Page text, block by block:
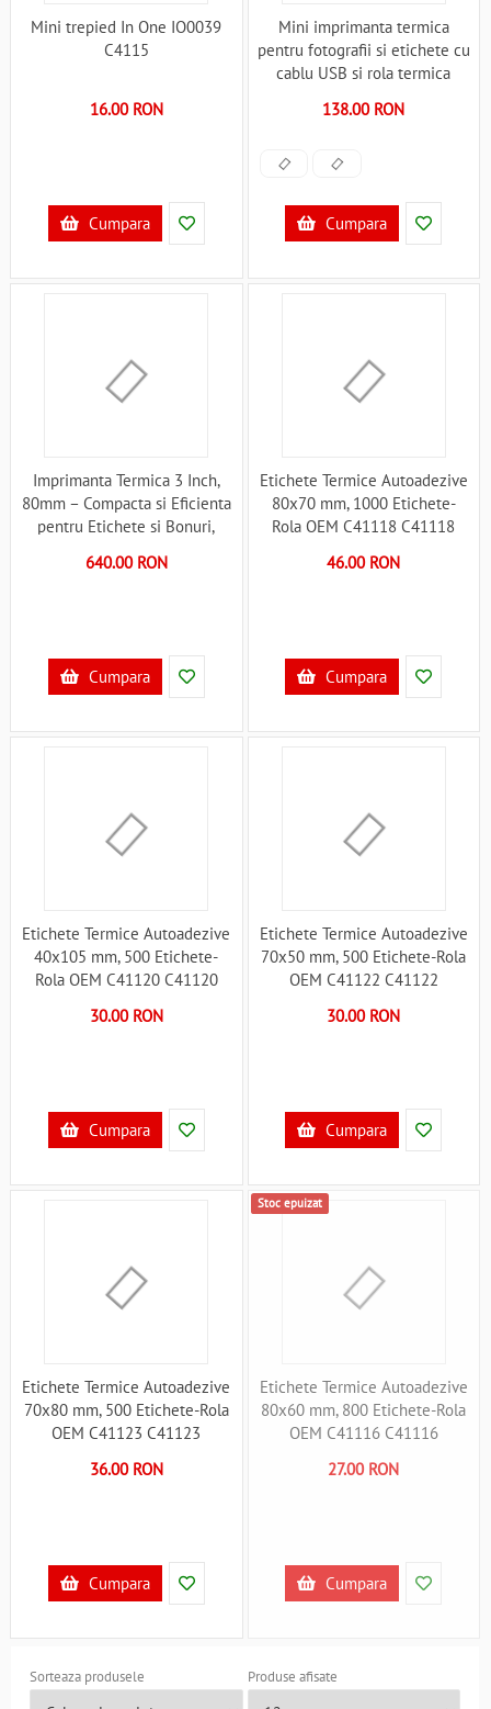
Mini trepied In One IO0039
C4115
16.00 RON
Cumpara
Mini imprimanta termica
pentru fotografii si etichete cu
cablu USB si rola termica
138.00 RON
Cumpara
Imprimanta Termica 3 Inch,
80mm – Compacta si Eficienta
pentru Etichete si Bonuri,
Hoin HOP-HQ80B C41114
640.00 RON
Cumpara
Etichete Termice Autoadezive
80x70 mm, 1000 Etichete-
Rola OEM C41118 C41118
46.00 RON
Cumpara
Etichete Termice Autoadezive
40x105 mm, 500 Etichete-
Rola OEM C41120 C41120
30.00 RON
Cumpara
Etichete Termice Autoadezive
70x50 mm, 500 Etichete-Rola
OEM C41122 C41122
30.00 RON
Cumpara
Etichete Termice Autoadezive
70x80 mm, 500 Etichete-Rola
OEM C41123 C41123
36.00 RON
Cumpara
Stoc epuizat
Etichete Termice Autoadezive
80x60 mm, 800 Etichete-Rola
OEM C41116 C41116
27.00 RON
Cumpara
Sorteaza produsele Produse afisate